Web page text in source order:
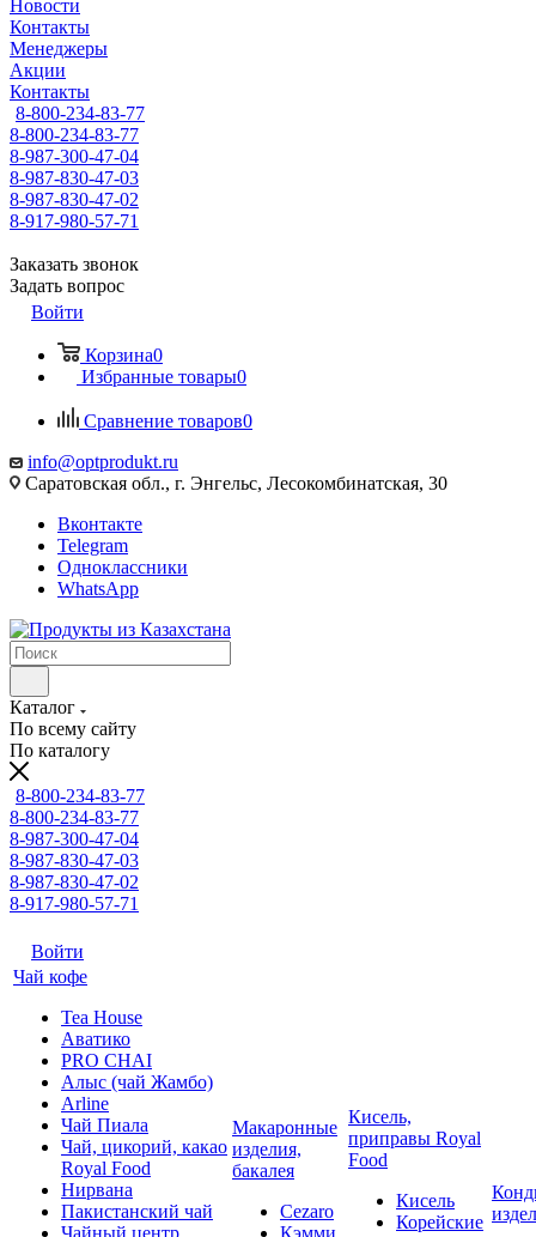
Новости
Контакты
Менеджеры
Акции
Контакты
8-800-234-83-77
8-800-234-83-77
8-987-300-47-04
8-987-830-47-03
8-987-830-47-02
8-917-980-57-71
Заказать звонок
Задать вопрос
Войти
Корзина0
Избранные товары0
Сравнение товаров0
info@optprodukt.ru
Саратовская обл., г. Энгельс, Лесокомбинатская, 30
Вконтакте
Telegram
Одноклассники
WhatsApp
Каталог
По всему сайту
По каталогу
8-800-234-83-77
8-800-234-83-77
8-987-300-47-04
8-987-830-47-03
8-987-830-47-02
8-917-980-57-71
Войти
Чай кофе
Tea House
Аватико
PRO CHAI
Алыс (чай Жамбо)
Arline
Чай Пиала
Чай, цикорий, какао
Royal Food
Нирвана
Пакистанский чай
Чайный центр
Макаронные
изделия,
бакалея
Cezaro
Кэмми
Кисель,
приправы Royal
Food
Кисель
Корейские